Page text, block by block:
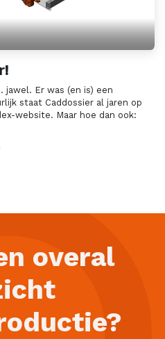
jawel. Er was (en is) een
staat Caddossier al jaren op
website. Maar hoe dan ook:
overal